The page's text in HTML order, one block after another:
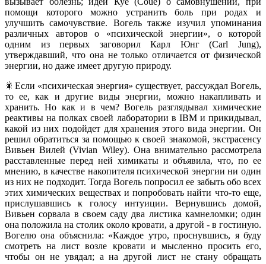
помощи которого можно устранить боль при родах и
улучшить самочувствие. Вогель также изучил упоминания
различных авторов о «психической энергии», о которой
одним из первых заговорил Карл Юнг (Carl Jung),
утверждавший, что она не только отличается от физической
энергии, но даже имеет другую природу.
🎇Если «психическая энергия» существует, рассуждал Вогель,
то ее, как и другие виды энергии, можно накапливать и
хранить. Но как и в чем? Вогель разглядывал химические
реактивы на полках своей лаборатории в IBM и прикидывал,
какой из них подойдет для хранения этого вида энергии. Он
решил обратиться за помощью к своей знакомой, экстрасенсу
Вивьен Вилей (Vivian Wiley). Она внимательно рассмотрела
расставленные перед ней химикаты и объявила, что, по ее
мнению, в качестве накопителя психической энергии ни один
из них не подходит. Тогда Вогель попросил ее забыть обо всех
этих химических веществах и попробовать найти что-то еще,
прислушавшись к голосу интуиции. Вернувшись домой,
Вивьен сорвала в своем саду два листика камнеломки; один
она положила на столик около кровати, а другой - в гостиную.
Вогелю она объяснила: «Каждое утро, проснувшись, я буду
смотреть на лист возле кровати и мысленно просить его,
чтобы он не увядал; а на другой лист не стану обращать